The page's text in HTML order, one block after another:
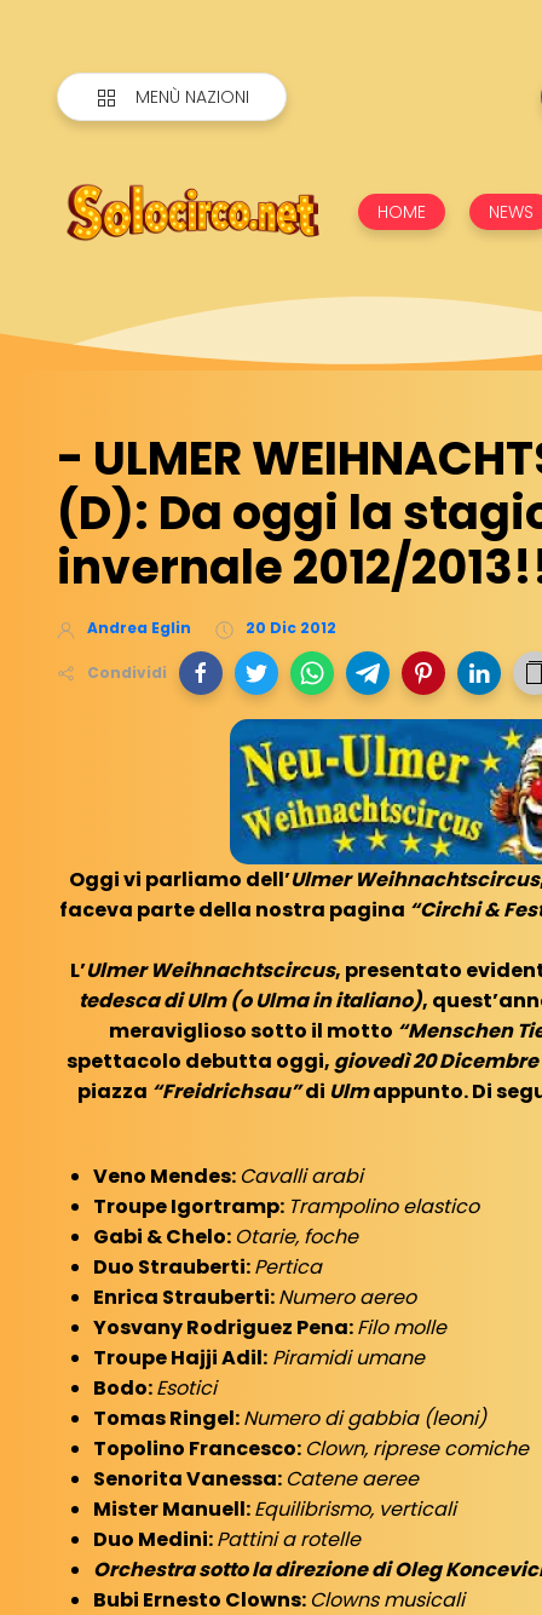
MENÙ NAZIONI
HOME NEWS
- ULMER
(D): Da oggi la
invernale 2012/
Andrea Eglin 20 Dic 2012
Condividi
Oggi vi parliamo dell’Ulmer Weihnachtscircus
faceva parte della nostra pagina “Circhi &
L’Ulmer Weihnachtscircus, presentato
tedesca di Ulm (o Ulma in italiano),
meraviglioso sotto il motto “Menschen
spettacolo debutta oggi, giovedì 20 Dicembre
piazza “Freidrichsau”di Ulmappunto. Di
Veno Mendes: Cavalli arabi
Troupe Igortramp: Trampolino elastico
Gabi & Chelo: Otarie, foche
Duo Strauberti:Pertica
Enrica Strauberti:Numero aereo
Yosvany Rodriguez Pena:Filo molle
Troupe Hajji Adil: Piramidi umane
Bodo:Esotici
Tomas Ringel:Numero di gabbia (leoni)
Topolino Francesco: Clown, riprese comiche
Senorita Vanessa: Catene aeree
Mister Manuell:Equilibrismo, verticali
Duo Medini:Pattini a rotelle
Orchestra sotto la direzione di Oleg
Bubi Ernesto Clowns: Clowns musicali